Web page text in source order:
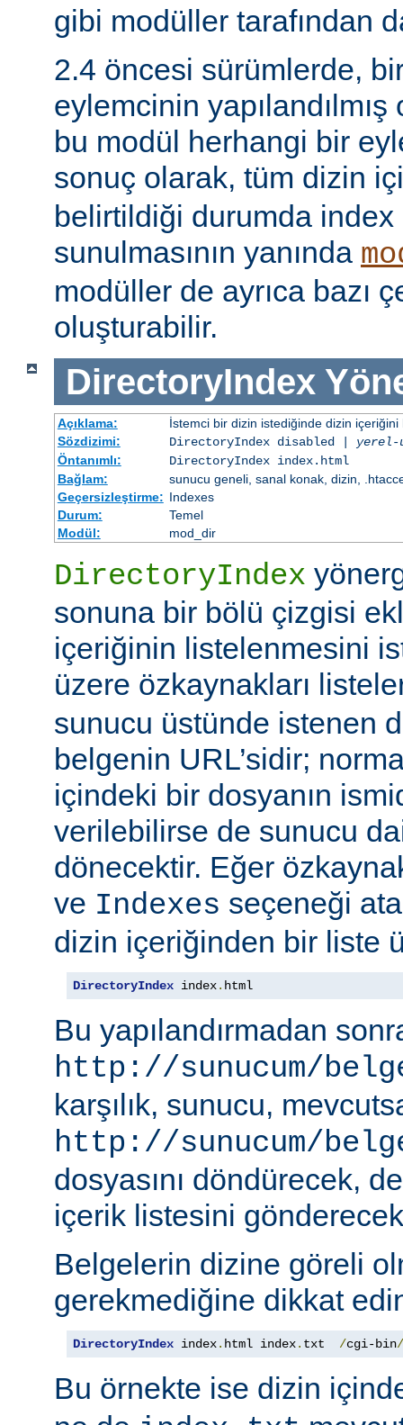
gibi modüller tarafından
2.4 öncesi sürümlerde,
eylemcinin
bu modül herhangi bir
sonuç olarak, tüm dizin
belirtildiği durumda index
sunulmasının yanında
modüller de ayrıca bazı
oluşturabilir.
DirectoryIndex
Açıklama:
İstemci bir dizin istediğinde dizin içeriğini
Sözdizimi:
DirectoryIndex disabled |
Öntanımlı:
DirectoryIndex index.html
Bağlam:
sunucu geneli, sanal konak, dizin,
Geçersizleştirme: Indexes
Durum:
Temel
Modül:
mod_dir
DirectoryIndex
sonuna bir bölü çizgisi
içeriğinin listelenmesini
üzere özkaynakları
sunucu üstünde istenen
belgenin URL’sidir;
içindeki bir dosyanın
verilebilirse de sunucu
dönecektir. Eğer
ve Indexes seçeneği
dizin içeriğinden bir liste
DirectoryIndex index. html
Bu yapılandırmadan
http://sunucum/
karşılık, sunucu,
http://sunucum/
dosyasını döndürecek,
içerik listesini
Belgelerin dizine göreli
gerekmediğine dikkat
DirectoryIndex index. html index. txt /cgi-bin/
Bu örnekte ise dizin